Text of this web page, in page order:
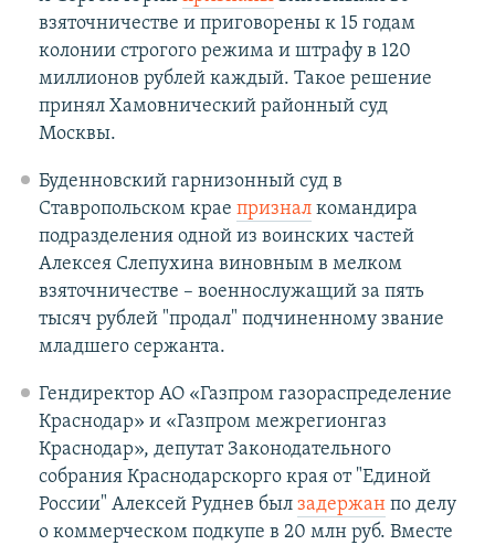
взяточничестве и приговорены к 15 годам
колонии строгого режима и штрафу в 120
миллионов рублей каждый. Такое решение
принял Хамовнический районный суд
Москвы.
Буденновский гарнизонный суд в
Ставропольском крае призналкомандира
подразделения одной из воинских частей
Алексея Слепухина виновным в мелком
взяточничестве – военнослужащий за пять
тысяч рублей "продал" подчиненному звание
младшего сержанта.
Гендиректор АО «Газпром газораспределение
Краснодар» и «Газпром межрегионгаз
Краснодар», депутат Законодательного
собрания Краснодарскорго края от "Единой
России" Алексей Руднев был задержанпо делу
о коммерческом подкупе в 20 млн руб. Вместе